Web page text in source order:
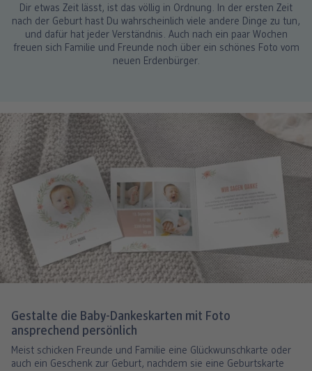
Dir etwas Zeit lässt, ist das völlig in Ordnung. In der ersten Zeit
nach der Geburt hast Du wahrscheinlich viele andere Dinge zu tun,
und dafür hat jeder Verständnis. Auch nach ein paar Wochen
freuen sich Familie und Freunde noch über ein schönes Foto vom
neuen Erdenbürger.
Gestalte die Baby-Dankeskarten mit Foto
ansprechend persönlich
Meist schicken Freunde und Familie eine Glückwunschkarte oder
auch ein Geschenk zur Geburt, nachdem sie eine Geburtskarte